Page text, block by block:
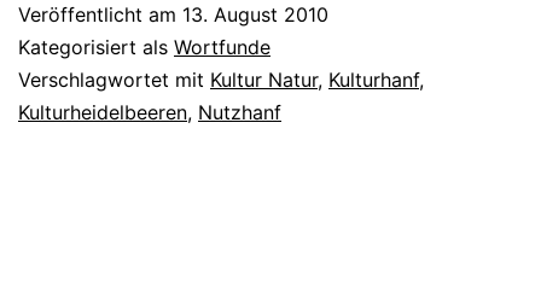
Veröffentlicht am 13. August 2010
Kategorisiert als Wortfunde
Verschlagwortet mit Kultur Natur, Kulturhanf,
Kulturheidelbeeren, Nutzhanf